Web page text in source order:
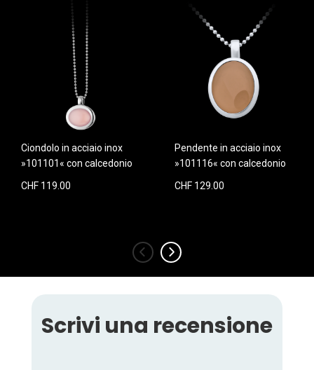
Ciondolo in acciaio inox
»101101« con calcedonio
CHF 119.00
Pendente in acciaio inox
»101116« con calcedonio
CHF 129.00
‹ ›
Scrivi una recensione